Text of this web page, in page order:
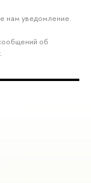
нам уведомление.
об